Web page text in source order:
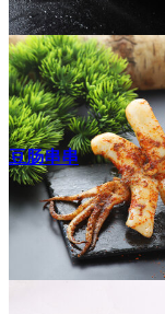
豆肠串串